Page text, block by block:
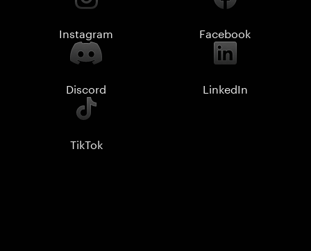
Instagram Facebook
Discord LinkedIn
TikTok